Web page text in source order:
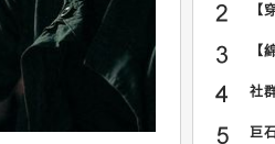
【
社
巨